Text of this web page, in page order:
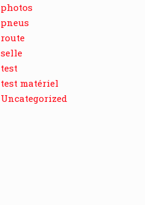
photos
pneus
route
selle
test
test matériel
Uncategorized